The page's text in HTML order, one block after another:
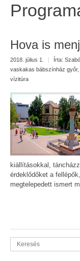
Hova is
2018. július 1. | Írta:
vaskakas bábszínház győr,
vízitúra
kiállításokkal,
érdeklődőket a
megtelepedett ismert